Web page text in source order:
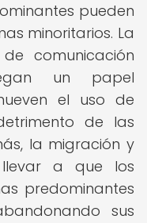
pueden
minoritarios. La
comunicación
un papel
el uso de
de las
la migración y
llevar a que los
predominantes
sus